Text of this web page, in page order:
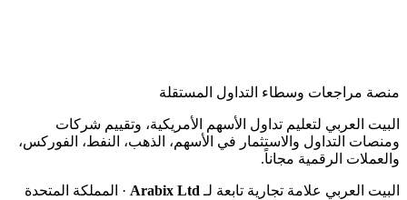
منصة مراجعات وسطاء التداول المستقلة
البيت العربي لتعليم تداول الأسهم الأمريكية، وتقييم شركات
ومنصات التداول والاستثمار في الأسهم، الذهب، النفط، الفوركس،
والعملات الرقمية مجاناً.
البيت العربي علامة تجارية تابعة لـ Arabix Ltd · المملكة المتحدة